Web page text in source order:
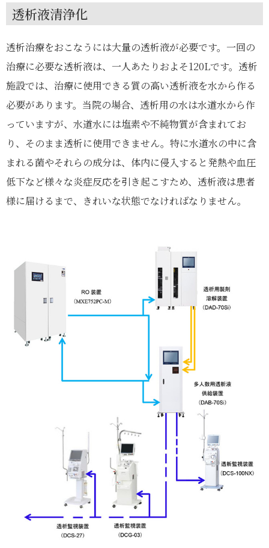
透析液清浄化
透析治療をおこなうには大量の透析液が必要です。一回の
治療に必要な透析液は、一人あたりおよそ120Lです。透析
施設では、治療に使用できる質の高い透析液を水から作る
必要があります。当院の場合、透析用の水は水道水から作
っていますが、水道水には塩素や不純物質が含まれてお
り、そのまま透析に使用できません。特に水道水の中に含
まれる菌やそれらの成分は、体内に侵入すると発熱や血圧
低下など様々な炎症反応を引き起こすため、透析液は患者
様に届けるまで、きれいな状態でなければなりません。